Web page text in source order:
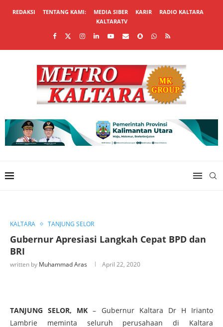
REDAKSI TENTANG KAMI: MEDIA SIBER KARIR
RADIO KALTARA
KALTARATV
KALTARA TANJUNG SELOR
Gubernur Apresiasi Langkah Cepat BPD dan
BRI
written by Muhammad Aras April 22, 2020
TANJUNG SELOR, MK – Gubernur Kaltara Dr H Irianto
Lambrie meminta seluruh perusahaan di Kaltara